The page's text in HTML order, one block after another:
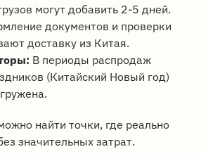
могут добавить 2-5 дней.
документов и проверки
доставку из Китая.
В периоды распродаж
(Китайский Новый год)
найти точки, где реально
значительных затрат.